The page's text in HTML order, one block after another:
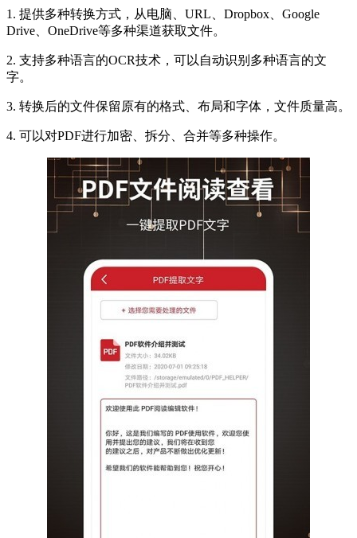
1. 提供多种转换方式，从电脑、URL、Dropbox、Google
Drive、OneDrive等多种渠道获取文件。
2. 支持多种语言的OCR技术，可以自动识别多种语言的文
字。
3. 转换后的文件保留原有的格式、布局和字体，文件质量高。
4. 可以对PDF进行加密、拆分、合并等多种操作。